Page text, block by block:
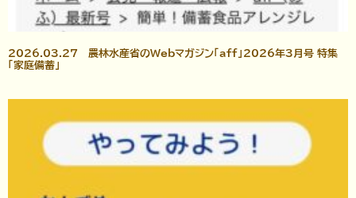
2026.03.27 農林水産省のWebマガジン「aff」2026年3月号 特集
「家庭備蓄」